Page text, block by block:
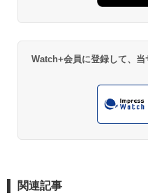
Watch+会員に登録して、
関連記事